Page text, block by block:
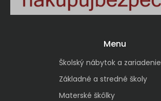
Menu
Školský nábytok a zariadenie
Základné a stredné školy
Materské škôlky